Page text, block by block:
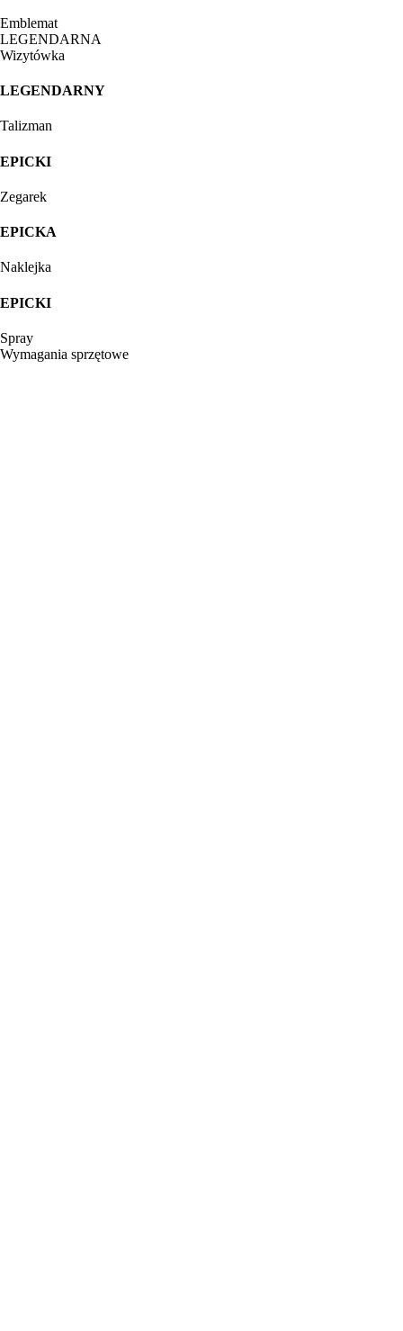
Emblemat
LEGENDARNA
Wizytówka
LEGENDARNY
Talizman
EPICKI
Zegarek
EPICKA
Naklejka
EPICKI
Spray
Wymagania sprzętowe